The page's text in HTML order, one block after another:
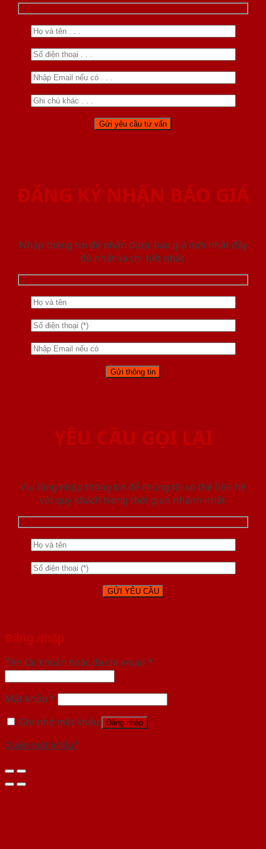
ĐĂNG KÝ NHẬN BÁO GIÁ
Nhập thông tin để nhận được báo giá mới nhât đầy
đủ nhất và chi tiết nhất.
YÊU CẦU GỌI LẠI
Vui lòng nhập thông tin để chúng tôi có thể liên hệ
với quý khách trong thời gian nhanh nhất.
Đăng nhập
Tên tài khoản hoặc địa chỉ email *
Mật khẩu *
Ghi nhớ mật khẩu
Đăng nhập
Quên mật khẩu?